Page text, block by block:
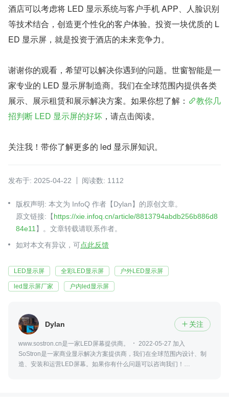
酒店可以考虑将 LED 显示系统与客户手机 APP、人脸识别
等技术结合，创造更个性化的客户体验。投资一块优质的 L
ED 显示屏，就是投资于酒店的未来竞争力。
谢谢你的观看，希望可以解决你遇到的问题。世窗智能是一
家专业的 LED 显示屏制造商。我们在全球范围内提供各类
展示、展示租赁和展示解决方案。如果你想了解：
教你几
招判断 LED 显示屏的好坏 ，请点击阅读。
关注我！带你了解更多的 led 显示屏知识。
发布于: 2025-04-22 阅读数: 1112
版权声明: 本文为 InfoQ 作者【Dylan】的原创文章。
原文链接:【https://xie.infoq.cn/article/8813794abdb256b886d8
84e11】。文章转载请联系作者。
如对本文有异议，可点此反馈
LED显示屏 全彩LED显示屏 户外LED显示屏
led显示屏厂家 户内led显示屏
Dylan  关注
www.sostron.cn是一家LED屏幕提供商。
2022-05-27 加入
SoStron是一家商业显示解决方案提供商，我们在全球范围内设计、制
造、安装和运营LED屏幕。如果你有什么问题可以咨询我们！